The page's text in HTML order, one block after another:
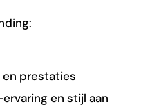
prestaties
en stijl aan